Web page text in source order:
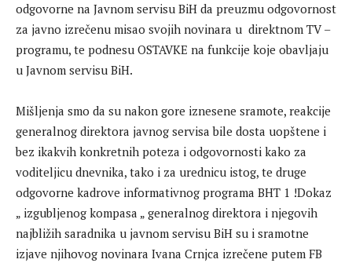
odgovorne na Javnom servisu BiH da preuzmu odgovornost
za javno izrečenu misao svojih novinara u direktnom TV –
programu, te podnesu OSTAVKE na funkcije koje obavljaju
u Javnom servisu BiH.
Mišljenja smo da su nakon gore iznesene sramote, reakcije
generalnog direktora javnog servisa bile dosta uopštene i
bez ikakvih konkretnih poteza i odgovornosti kako za
voditeljicu dnevnika, tako i za urednicu istog, te druge
odgovorne kadrove informativnog programa BHT 1 !Dokaz
„ izgubljenog kompasa „ generalnog direktora i njegovih
najbližih saradnika u javnom servisu BiH su i sramotne
izjave njihovog novinara Ivana Crnjca izrečene putem FB